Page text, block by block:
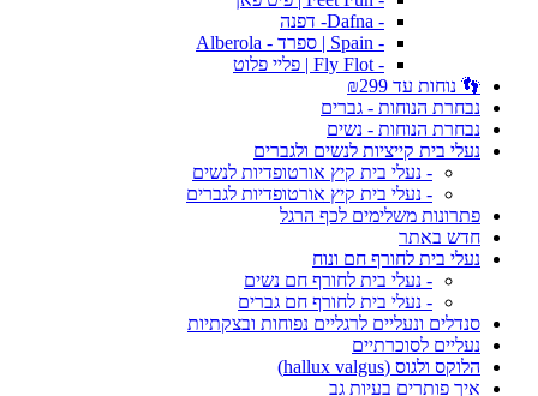
- Dafna- דפנה
- Spain | ספרד - Alberola
- Fly Flot | פליי פלוט
👣 נוחות עד ₪299
נבחרת הנוחות - גברים
נבחרת הנוחות - נשים
נעלי בית קייציות לנשים ולגברים
- נעלי בית קיץ אורטופדיות לנשים
- נעלי בית קיץ אורטופדיות לגברים
פתרונות משלימים לכף הרגל
חדש באתר
נעלי בית לחורף חם ונוח
- נעלי בית לחורף חם נשים
- נעלי בית לחורף חם גברים
סנדלים ונעליים לרגליים נפוחות ובצקתיות
נעליים לסוכרתיים
הלוקס ולגוס (hallux valgus)
איך פותרים בעיות גב